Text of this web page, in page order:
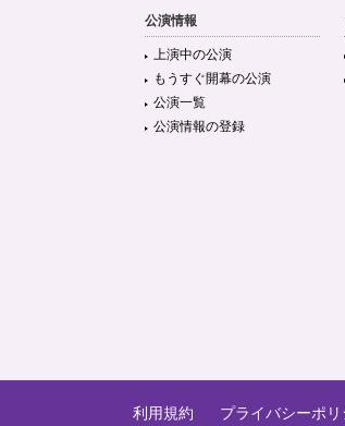
公演情報
上演中の公演
もうすぐ開幕の公演
公演一覧
公演情報の登録
利用規約 プライバシーポリ